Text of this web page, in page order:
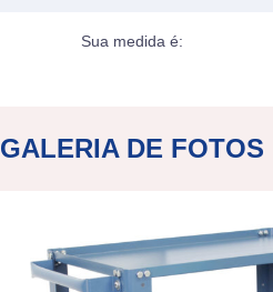
Sua medida é:
GALERIA DE FOTOS